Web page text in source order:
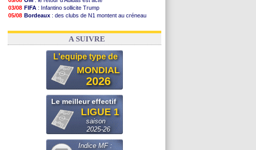
03/08 FIFA : Infantino sollicite Trump
05/08 Bordeaux : des clubs de N1 montent au créneau
03/08 Real: le démenti de Leipzig pour Diomandé
A SUIVRE
L'equipe type de
MONDIAL
2026
Le meilleur effectif
LIGUE 1
saison
2025-26
Indice MF :